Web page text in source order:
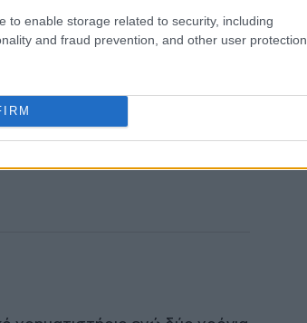
to enable storage related to security, including
and fraud prevention, and other user protection.